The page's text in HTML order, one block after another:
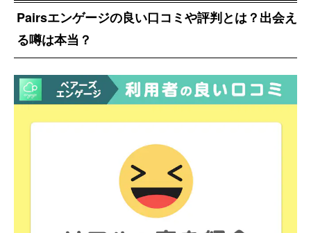
Pairsエンゲージの良い口コミや評判とは？出会え
る噂は本当？